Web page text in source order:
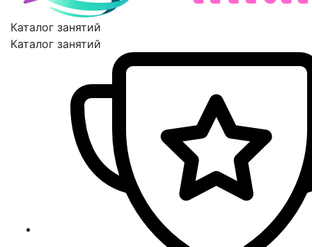
Каталог занятий
Каталог занятий